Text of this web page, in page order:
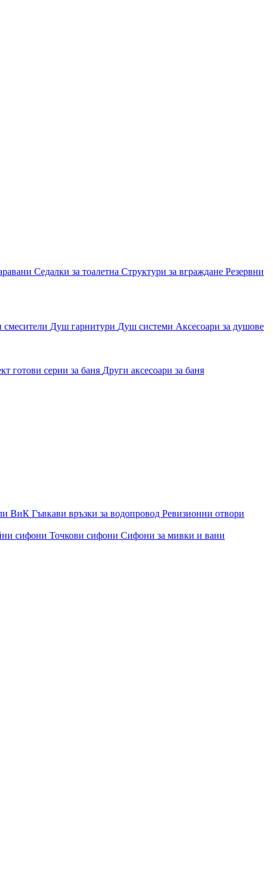
Седалки за тоалетна Структури за вграждане Резервни
смесители Душ гарнитури Душ системи Аксесоари за душове
готови серии за баня Други аксесоари за баня
ВиК Гъвкави връзки за водопровод Ревизионни отвори
сифони Точкови сифони Сифони за мивки и вани